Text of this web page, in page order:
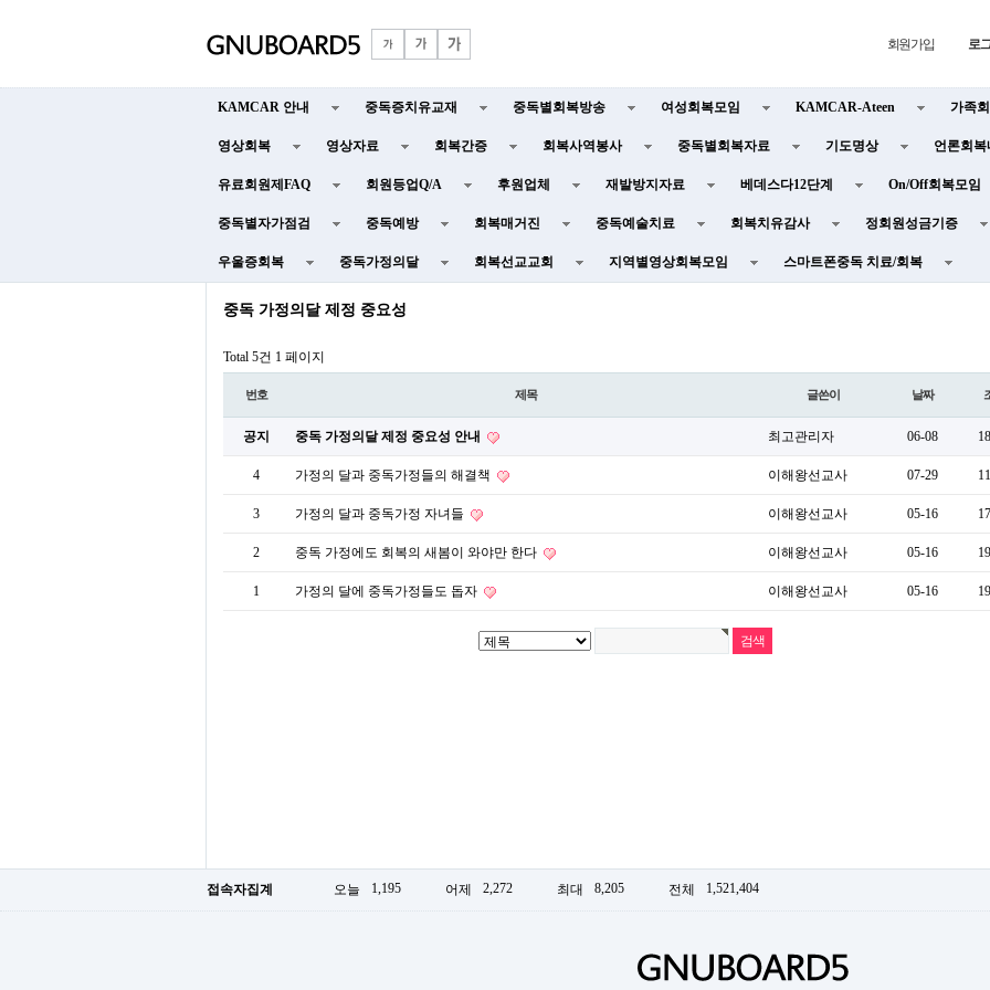
회원가입 로
KAMCAR 안내 중독증치유교재 중독별회복방송 여성회복모임 KAMCAR-Ateen 가족
영상회복 영상자료 회복간증 회복사역봉사 중독별회복자료 기도명상 언론회복
유료회원제FAQ 회원등업Q/A 후원업체 재발방지자료 베데스다12단계 On/Off회복모임
중독별자가점검 중독예방 회복매거진 중독예술치료 회복치유감사 정회원성금기증
우울증회복 중독가정의달 회복선교교회 지역별영상회복모임 스마트폰중독 치료/회복
중독 가정의달 제정 중요성
Total 5건 1 페이지
번호 제목 글쓴이 날짜
공지 중독 가정의달 제정 중요성 안내 최고관리자 06-08
4 가정의 달과 중독가정들의 해결책 이해왕선교사 07-29
3 가정의 달과 중독가정 자녀들 이해왕선교사 05-16
2 중독 가정에도 회복의 새봄이 와야만 한다 이해왕선교사 05-16
1 가정의 달에 중독가정들도 돕자 이해왕선교사 05-16
접속자집계 오늘 1,195 어제 2,272 최대 8,205 전체 1,521,404